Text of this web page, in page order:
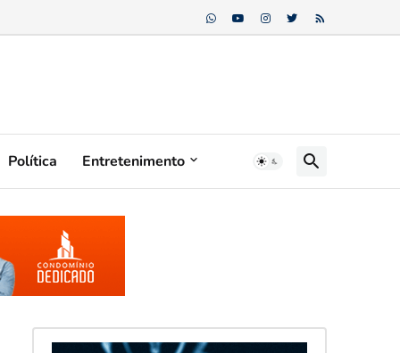
Política Entretenimento